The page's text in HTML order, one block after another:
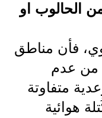
وزارة التربية
المتوسطة
الحالوب او
فأن مناطق
من عدم
متفاوتة
هوائية